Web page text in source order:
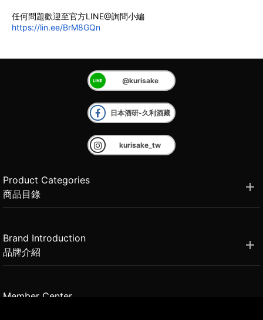
任何問題歡迎至官方LINE@詢問小編
https://lin.ee/BrM8GQn
@kurisake
日本酒研-久利酒藏
kurisake_tw
Product Categories
商品目錄
Brand Introduction
品牌介紹
Member Center